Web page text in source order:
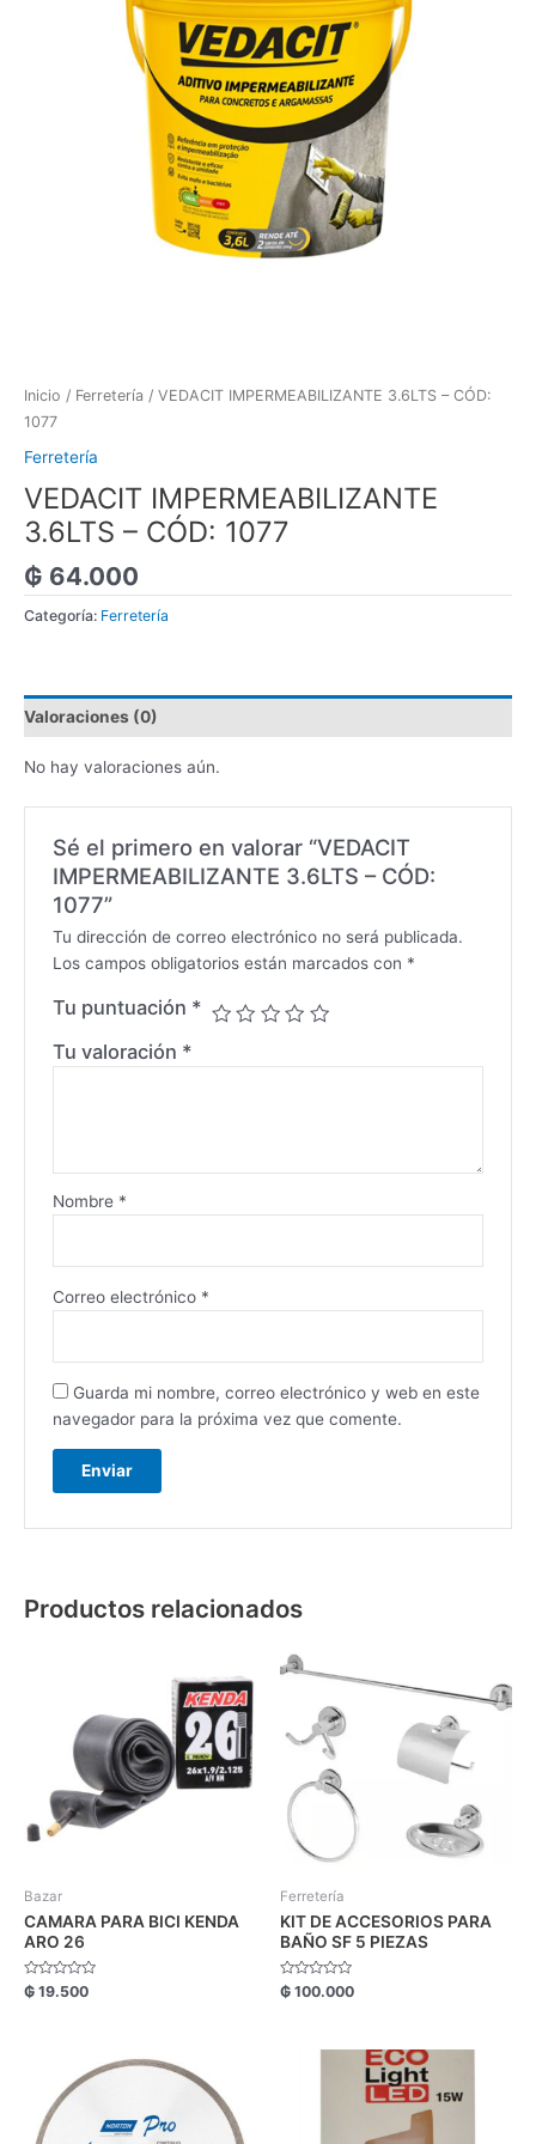
Inicio / Ferretería / VEDACIT IMPERMEABILIZANTE 3.6LTS – CÓD:
1077
Ferretería
VEDACIT IMPERMEABILIZANTE
3.6LTS – CÓD: 1077
₲ 64.000
Categoría: Ferretería
Valoraciones (0)
No hay valoraciones aún.
Sé el primero en valorar “VEDACIT
IMPERMEABILIZANTE 3.6LTS – CÓD:
1077”
Tu dirección de correo electrónico no será publicada.
Los campos obligatorios están marcados con *
Tu puntuación *
Tu valoración *
Nombre *
Correo electrónico *
Guarda mi nombre, correo electrónico y web en este
navegador para la próxima vez que comente.
Productos relacionados
Bazar
CAMARA PARA BICI KENDA
ARO 26
Valorado
con
₲ 19.500
Ferretería
KIT DE ACCESORIOS PARA
BAÑO SF 5 PIEZAS
Valorado
con
₲ 100.000